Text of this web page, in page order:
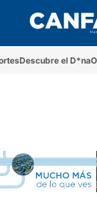
Descubre el D*na